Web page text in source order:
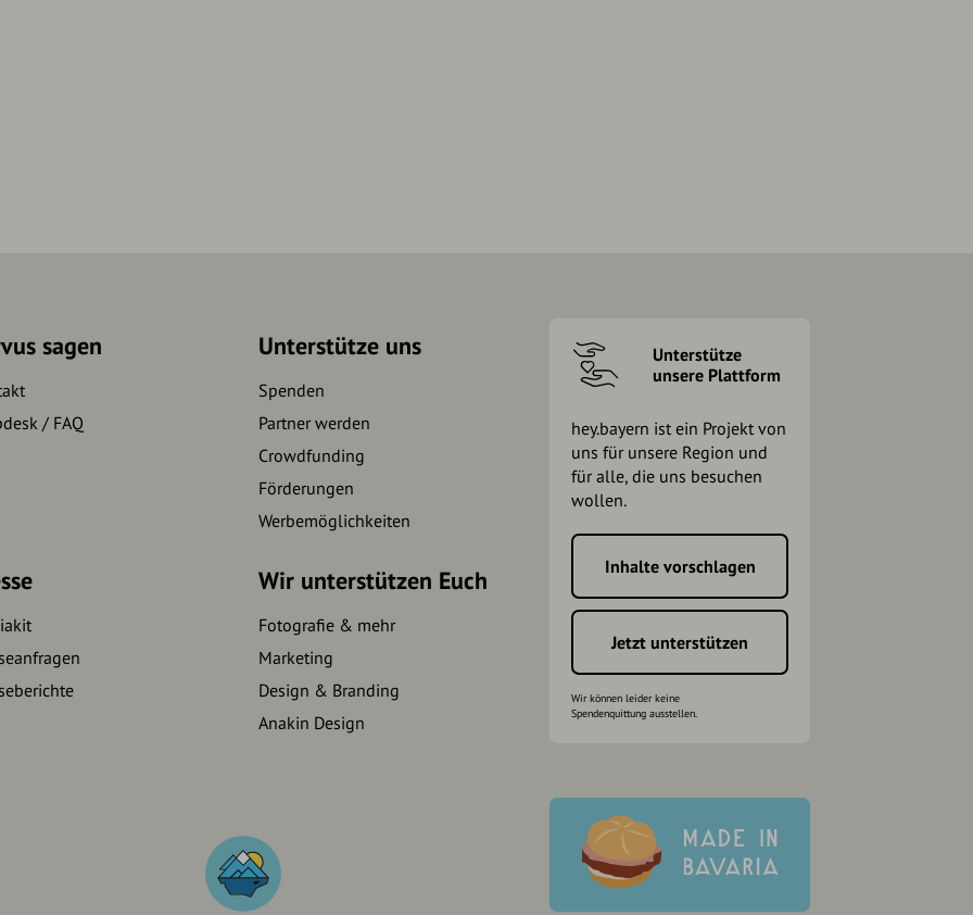
sagen
/ FAQ
Unterstütze uns
Spenden
Partner werden
Crowdfunding
Förderungen
Werbemöglichkeiten
Wir unterstützen Euch
Fotografie & mehr
Marketing
Design & Branding
Anakin Design
Unterstütze
unsere Plattform
hey.bayern ist ein Projekt von
uns für unsere Region und
für alle, die uns besuchen
wollen.
Inhalte vorschlagen
Jetzt unterstützen
Wir können leider keine
Spendenquittung ausstellen.